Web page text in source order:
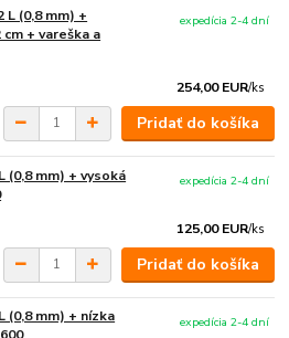
(0,8 mm) +
+ vareška a
254,00 EUR/ks
expedícia 2-4 dní
Pridať do košíka
(0,8 mm) + vysoká
125,00 EUR/ks
expedícia 2-4 dní
Pridať do košíka
(0,8 mm) + nízka
expedícia 2-4 dní